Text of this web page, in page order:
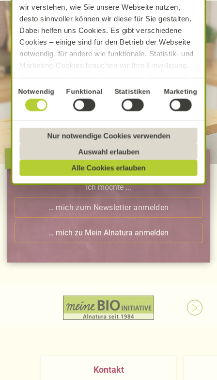
wir verstehen, wie Sie unsere Webseite nutzen,
desto sinnvoller können wir diese für Sie gestalten.
Dabei helfen uns Cookies. Es gibt verschiedene
Cookies – einige sind für den Betrieb der Webseite
notwendig, für andere wie funktionale, Statistik- und
Marketing-Cookies brauchen wir Ihre Einwilligung.
Das optimale Nutzererlebnis erhalten Sie, wenn Sie
„Alle Cookies erlauben“ anklicken. Ihre Einwilligung
umfasst in diesem Fall auch den Einsatz von
Dienstleistern in Drittländern, die kein mit der EU
Sofern personenbezogene Daten dorthin übermittelt
werden, besteht das Risiko, dass diese erfasst und
analysiert werden und Betroffenenrechte nicht
durchgesetzt werden könnten. Sie können jederzeit
Ihre Einwilligung zur Datenverarbeitung und
Ausführliche Informationen finden Sie in unserer
Datenschutzerklärung.
Einwilligungsauswahl
Notwendig Funktional Statistiken Marketing
Alle Cookies erlauben
Auswahl erlauben
Nur notwendige Cookies verwenden
Alnatura verbindet!
Ich möchte ...
… mich zum Newsletter anmelden
… mich zu Mein Alnatura anmelden
Kontakt